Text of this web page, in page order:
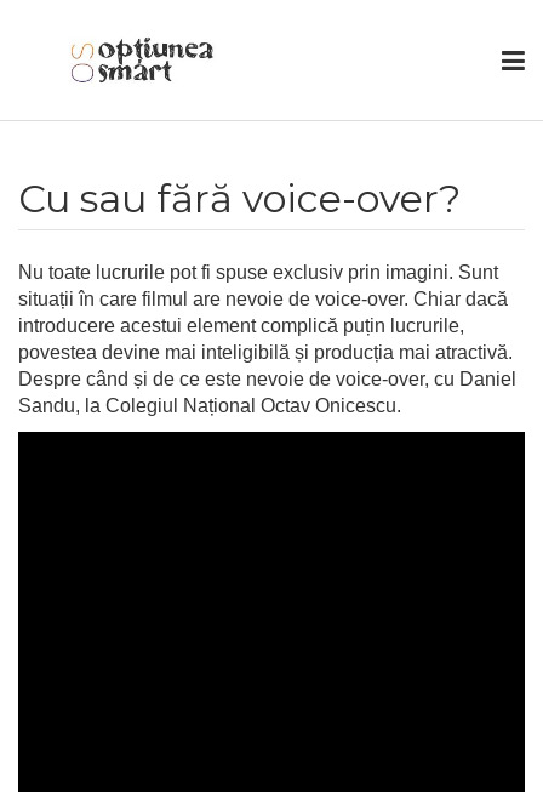
Cu sau fără voice-over?
Nu toate lucrurile pot fi spuse exclusiv prin imagini. Sunt
situații în care filmul are nevoie de voice-over. Chiar dacă
introducere acestui element complică puțin lucrurile,
povestea devine mai inteligibilă și producția mai atractivă.
Despre când și de ce este nevoie de voice-over, cu Daniel
Sandu, la Colegiul Național Octav Onicescu.